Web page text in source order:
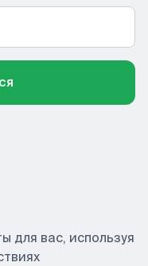
для вас, используя